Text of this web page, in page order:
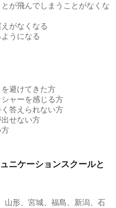
が飛んでしまうことがなくな
がなくなる
うになる
避けてきた方
ャーを感じる方
答えられない方
せない方
方
ニケーションスクールと
山形、宮城、福島、新潟、石